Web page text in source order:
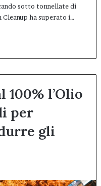
sotto tonnellate di
ha superato i…
100% l’Olio
per
gli